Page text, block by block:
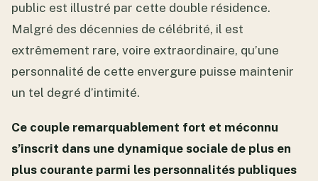
public est illustré par cette double résidence.
Malgré des décennies de célébrité, il est
extrêmement rare, voire extraordinaire, qu’une
personnalité de cette envergure puisse maintenir
un tel degré d’intimité.
Ce couple remarquablement fort et méconnu
s’inscrit dans une dynamique sociale de plus en
plus courante parmi les personnalités publiques